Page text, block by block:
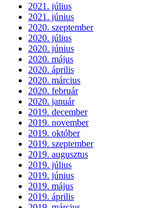
2021. július
2021. június
2020. szeptember
2020. július
2020. június
2020. május
2020. április
2020. március
2020. február
2020. január
2019. december
2019. november
2019. október
2019. szeptember
2019. augusztus
2019. július
2019. június
2019. május
2019. április